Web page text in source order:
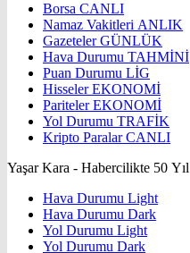
Borsa CANLI
Namaz Vakitleri ANLIK
GazetelerGÜNLÜK
Hava Durumu TAHMİNİ
Puan Durumu LİG
HisselerEKONOMİ
ParitelerEKONOMİ
Yol Durumu TRAFİK
Kripto ParalarCANLI
Yaşar Kara - Habercilikte 50 Yıl
Hava Durumu Light
Hava Durumu Dark
Yol Durumu Light
Yol Durumu Dark